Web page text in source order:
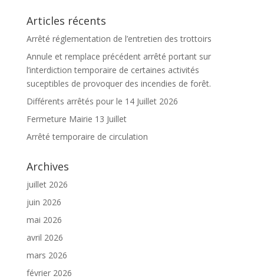
Articles récents
Arrêté réglementation de l’entretien des trottoirs
Annule et remplace précédent arrêté portant sur
l’interdiction temporaire de certaines activités
suceptibles de provoquer des incendies de forêt.
Différents arrêtés pour le 14 Juillet 2026
Fermeture Mairie 13 Juillet
Arrêté temporaire de circulation
Archives
juillet 2026
juin 2026
mai 2026
avril 2026
mars 2026
février 2026